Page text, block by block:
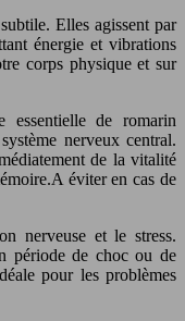
Elles agissent par
énergie et vibrations
corps physique et sur
essentielle de romarin
nerveux central.
de la vitalité
éviter en cas de
nerveuse et le stress.
période de choc ou de
pour les problèmes